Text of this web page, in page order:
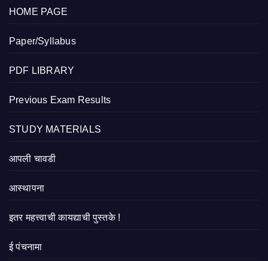
HOME PAGE
Paper/Syllabus
PDF LIBRARY
Previous Exam Results
STUDY MATERIALS
आपली चावडी
आस्थापना
इतर महत्त्वाची कायद्याची पुस्तके !
ई पंचनामा